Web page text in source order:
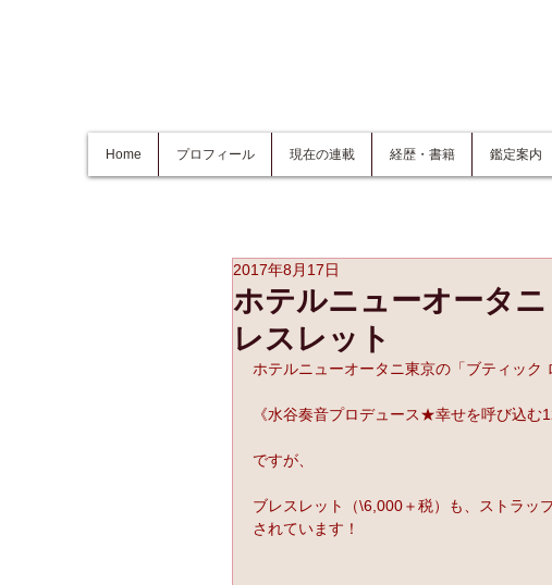
Home プロフィール 現在の連載 経歴・書籍 鑑定案内
ホテルニューオータ
レスレット
2017年8月17日
ホテルニューオータニ東京の「ブティック
《水谷奏音プロデュース★幸せを呼び込む
ですが、
ブレスレット（\6,000＋税）も、ストラッ
されています！